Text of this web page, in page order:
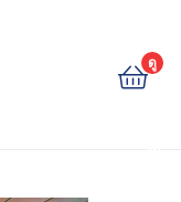
ดู
ตะ